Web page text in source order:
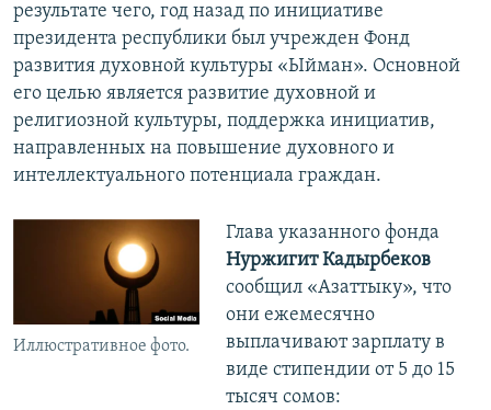
результате чего, год назад по инициативе
президента республики был учрежден Фонд
развития духовной культуры «Ыйман». Основной
его целью является развитие духовной и
религиозной культуры, поддержка инициатив,
направленных на повышение духовного и
интеллектуального потенциала граждан.
Иллюстративное фото.
Глава указанного фонда
Нуржигит Кадырбеков
сообщил «Азаттыку», что
они ежемесячно
выплачивают зарплату в
виде стипендии от 5 до 15
тысяч сомов: